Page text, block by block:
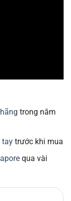
trong năm
taytrước khi mua
qua vài